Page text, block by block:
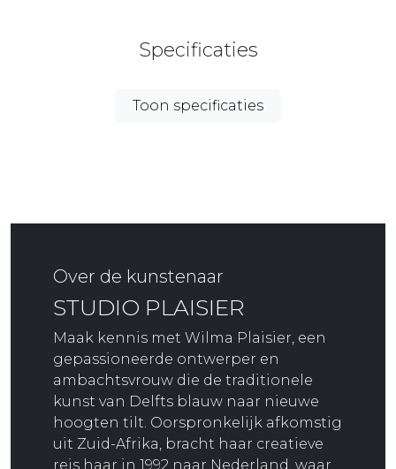
Specificaties
Toon specificaties
Over de kunstenaar
STUDIO PLAISIER
Maak kennis met Wilma Plaisier, een
gepassioneerde ontwerper en
ambachtsvrouw die de traditionele
kunst van Delfts blauw naar nieuwe
hoogten tilt. Oorspronkelijk afkomstig
uit Zuid-Afrika, bracht haar creatieve
reis haar in 1992 naar Nederland, waar